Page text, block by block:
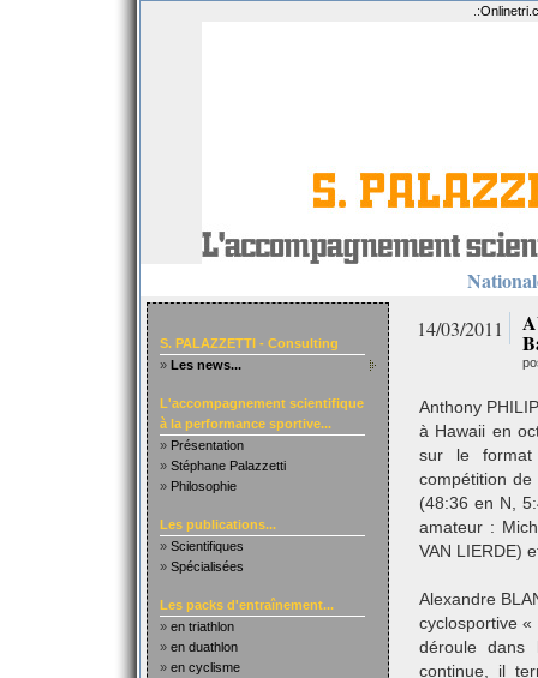
.:
S. PALAZZETTI - Consulting
» Les news...
L'accompagnement scientifique
à la performance sportive...
» Présentation
» Stéphane Palazzetti
» Philosophie
Les publications...
» Scientifiques
» Spécialisées
Les packs d'entraînement...
» en triathlon
» en duathlon
» en cyclisme
14/03/2011
Anthony
à Hawaii en
sur le format
compétition
(48:36 en N,
amateur :
VAN LIERDE)
Alexandre
cyclosportive
déroule dans
continue, il